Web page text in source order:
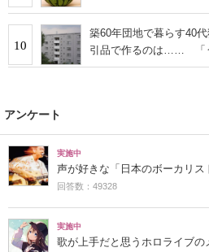
10
築60年団地で暮らす40
引品で作るのは…… 「
アンケート
実施中
声が好きな「日本のボーカリス
回答数：49328
実施中
歌が上手だと思うホロライブの